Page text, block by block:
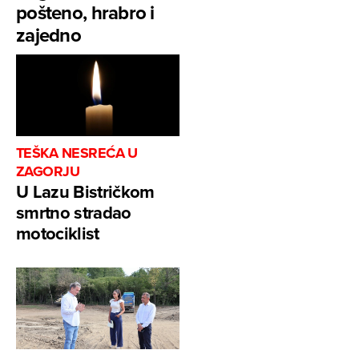
pošteno, hrabro i
zajedno
TEŠKA NESREĆA U
ZAGORJU
U Lazu Bistričkom
smrtno stradao
motociklist